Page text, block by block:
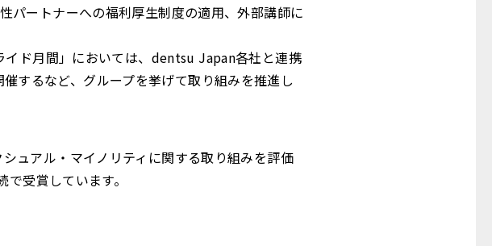
パートナーへの福利厚生制度の適用、外部講師に
ド月間」においては、dentsu Japan各社と連携
するなど、グループを挙げて取り組みを推進し
ュアル・マイノリティに関する取り組みを評価
受賞しています。